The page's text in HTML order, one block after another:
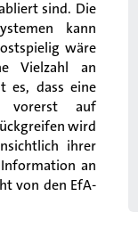
sind. Die
kann
wäre
Vielzahl an
es, dass eine
vorerst auf
wird
ihrer
an
von den EfA-